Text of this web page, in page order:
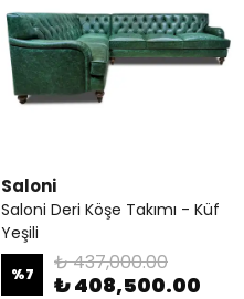
Saloni
Saloni Deri Köşe Takımı - Küf
Yeşili
%7 ₺ 437,000.00
₺ 408,500.00